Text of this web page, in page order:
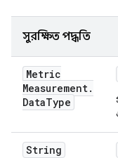
সুরক্ষিত পদ্ধতি
Metric
Measurement.
DataType
String